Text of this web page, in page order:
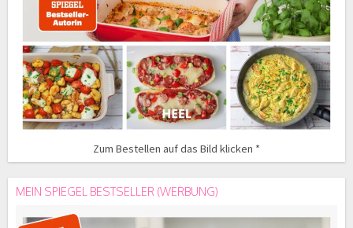
Zum Bestellen auf das Bild klicken *
MEIN SPIEGEL BESTSELLER (WERBUNG)